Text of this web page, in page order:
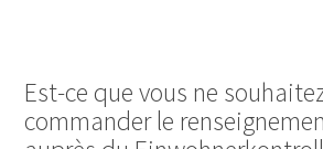
Est-ce que vous ne
commander le